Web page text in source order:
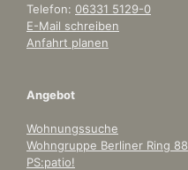
Telefon: 06331 5129-0
E-Mail schreiben
Anfahrt planen
Angebot
Wohnungssuche
Wohngruppe Berliner Ring 88
PS:patio!